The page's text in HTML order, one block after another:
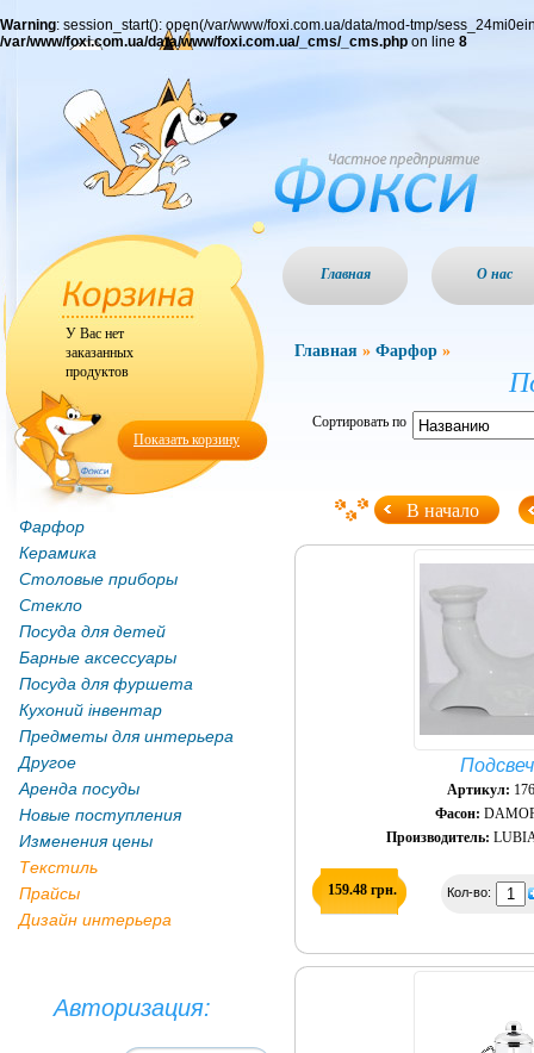
Warning: session_start(): open(/var/www/foxi.com.ua/data/mod-tmp/
/var/www/foxi.com.ua/data/www/foxi.com.ua/_cms/_cms.php on line 8
Показать корзину
У Вас нет
заказанных
продуктов
Фарфор
Керамика
Столовые приборы
Стекло
Посуда для детей
Барные аксессуары
Посуда для фуршета
Кухоний інвентар
Предметы для интерьера
Другое
Аренда посуды
Новые поступления
Изменения цены
Текстиль
Прайсы
Дизайн интерьера
Авторизация:
Главная О нас
Главная » Фарфор »
Сортировать по
В начало
Артикул:
Фасон:
Производитель:
159.48 грн. Кол-во: